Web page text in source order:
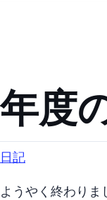
2021年
日記
ようやく終わりま